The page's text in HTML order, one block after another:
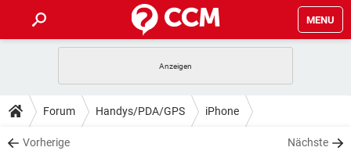
MENU
ANDROID IOS
WINDOWS 10
TIPPS & TRICKS
SPIELE STREAMING
DOWNLOADS
Forum Handys/PDA/GPS iPhone
Vorherige Nächste